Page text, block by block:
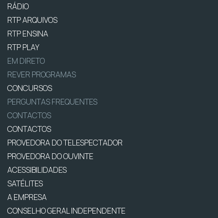
RÁDIO
RTP ARQUIVOS
RTP ENSINA
RTP PLAY
EM DIRETO
REVER PROGRAMAS
CONCURSOS
PERGUNTAS FREQUENTES
CONTACTOS
CONTACTOS
PROVEDORA DO TELESPECTADOR
PROVEDORA DO OUVINTE
ACESSIBILIDADES
SATÉLITES
A EMPRESA
CONSELHO GERAL INDEPENDENTE